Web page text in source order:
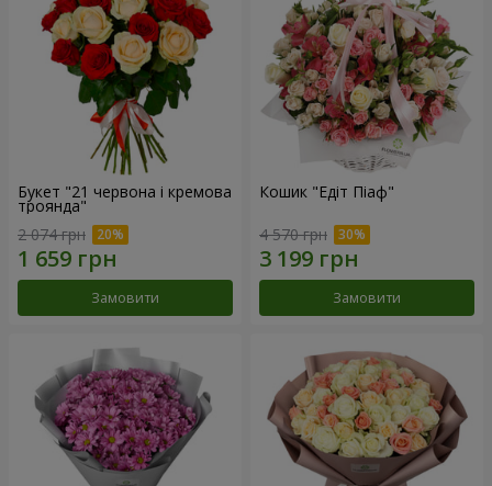
Букет "21 червона і кремова
троянда"
2 074 грн
Замовити
Кошик "Едіт Піаф"
4 570 грн
Замовити